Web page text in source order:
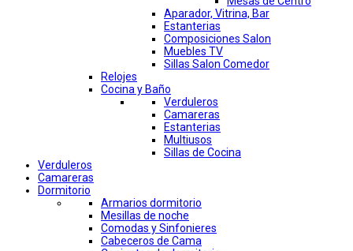
Aparador, Vitrina, Bar
Estanterias
Composiciones Salon
Muebles TV
Sillas Salon Comedor
Relojes
Cocina y Baño
Verduleros
Camareras
Estanterias
Multiusos
Sillas de Cocina
Verduleros
Camareras
Dormitorio
Armarios dormitorio
Mesillas de noche
Comodas y Sinfonieres
Cabeceros de Cama